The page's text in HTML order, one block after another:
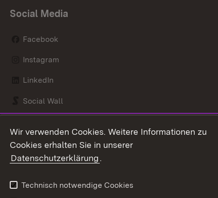
Social Media
Facebook
Instagram
LinkedIn
Social Wall
Kontakt
Barrierefreiheit
Wir verwenden Cookies. Weitere Informationen zu
Cookies erhalten Sie in unserer
Datenschutzerklärung.
Technisch notwendige Cookies